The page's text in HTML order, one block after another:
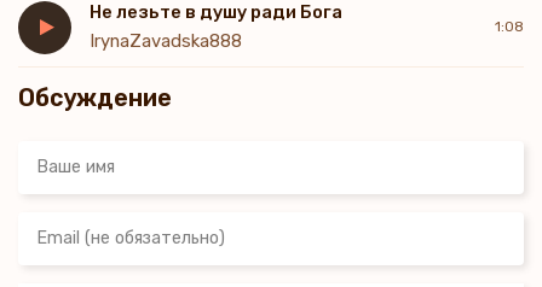
Не лезьте в душу ради Бога
IrynaZavadska888
1:08
Обсуждение